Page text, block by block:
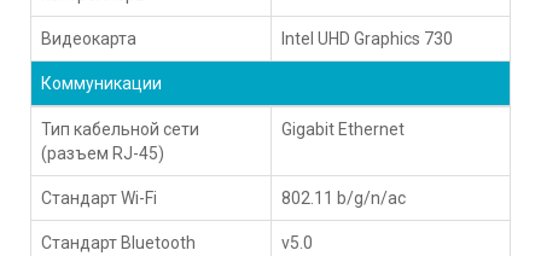
Видеокарта Intel UHD Graphics 730
Коммуникации
Тип кабельной сети
(разъем RJ-45)
Gigabit Ethernet
Стандарт Wi-Fi 802.11 b/g/n/ac
Стандарт Bluetooth v5.0